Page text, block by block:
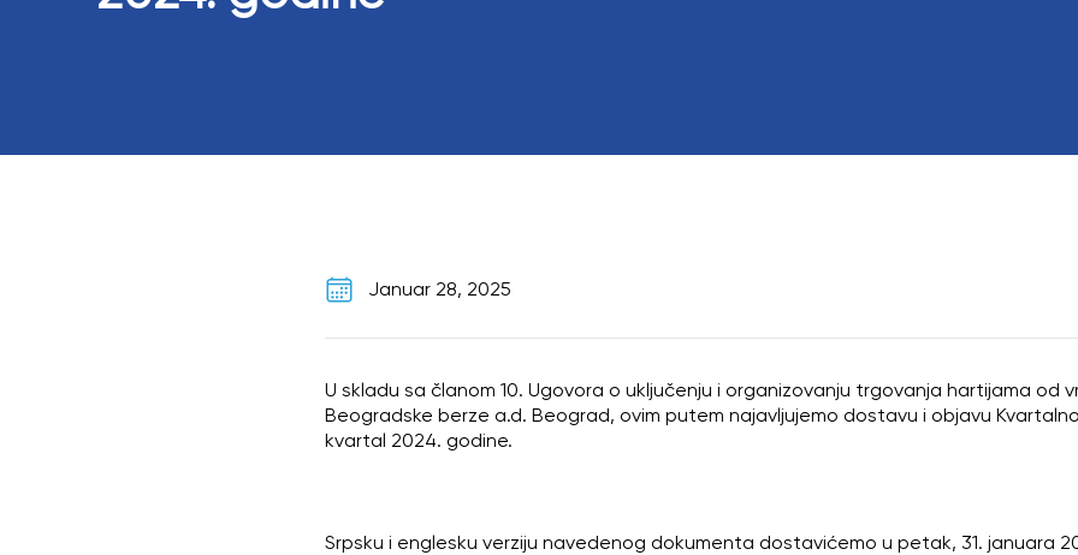
Januar 28, 2025
U skladu sa članom 10. Ugovora o uključenju i organizovanju trgovanja hartijama od
Beogradske berze a.d. Beograd, ovim putem najavljujemo dostavu i objavu
kvartal 2024. godine.
Srpsku i englesku verziju navedenog dokumenta dostavićemo u petak, 31. januara